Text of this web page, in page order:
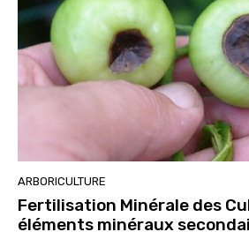
ARBORICULTURE
Fertilisation Minérale des
éléments minéraux